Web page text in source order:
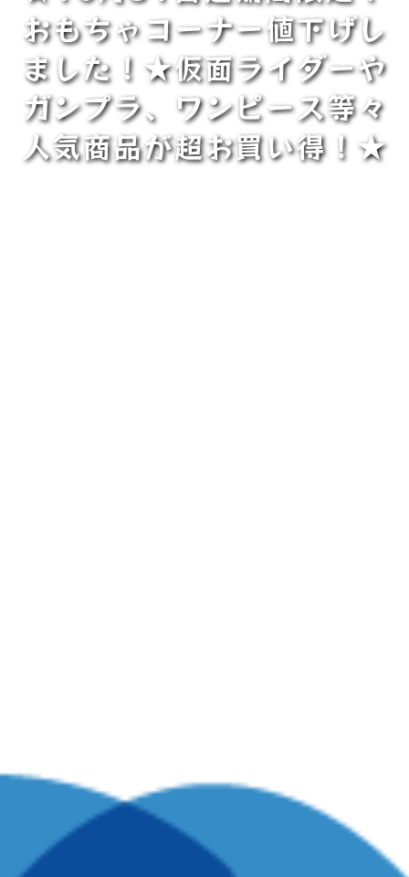
おもちゃコーナー値下げし
ました！★仮面ライダーや
ガンプラ、ワンピース等々
人気商品が超お買い得！★